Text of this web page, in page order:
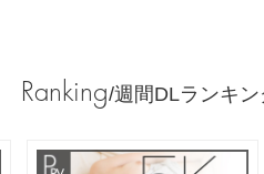
Ranking/週間DLランキン